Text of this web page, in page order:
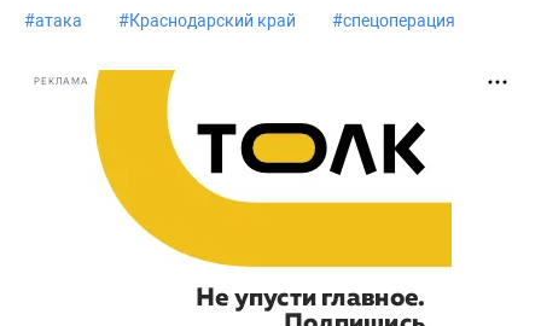
#атака #Краснодарский край #спецоперация
РЕКЛАМА